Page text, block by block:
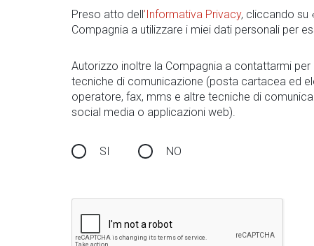
Preso atto dell’Informativa Privacy, cliccando su
Compagnia a utilizzare i miei dati personali per
Autorizzo inoltre la Compagnia a contattarmi
tecniche di comunicazione (posta cartacea ed
operatore, fax, mms e altre tecniche di
social media o applicazioni web).
SI NO